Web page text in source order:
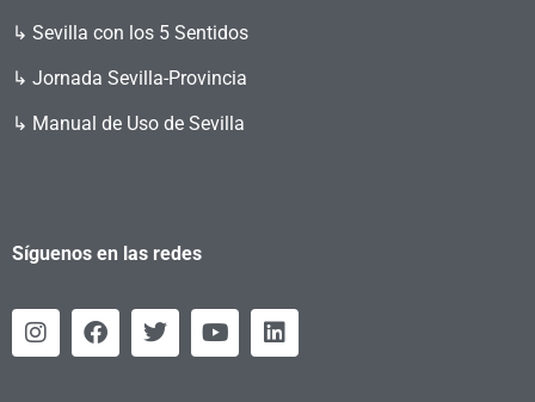
↳ Sevilla con los 5 Sentidos
↳ Jornada Sevilla-Provincia
↳ Manual de Uso de Sevilla
Síguenos en las redes